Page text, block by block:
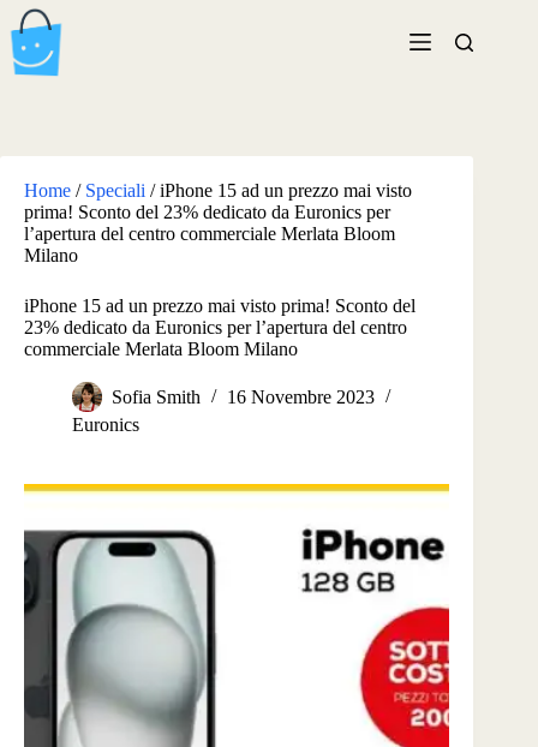
Salta
al
contenuto
Home / Speciali /iPhone 15 ad un prezzo mai visto
prima! Sconto del 23% dedicato da Euronics per
l’apertura del centro commerciale Merlata Bloom
Milano
iPhone 15 ad un prezzo mai visto prima! Sconto del
23% dedicato da Euronics per l’apertura del centro
commerciale Merlata Bloom Milano
Sofia Smith
16 Novembre 2023
Euronics